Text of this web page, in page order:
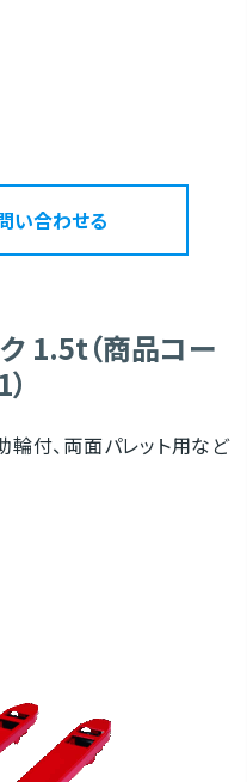
い合わせる
1.5t（商品コー
輪付、両面パレット用など